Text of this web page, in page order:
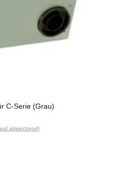
C-Serie (Grau)
abweichend)